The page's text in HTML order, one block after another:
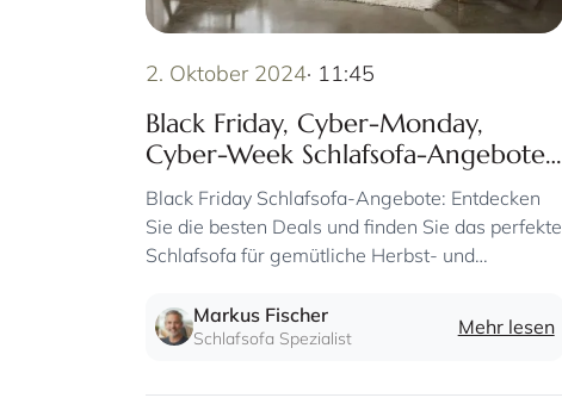
2. Oktober 2024· 11:45
Black Friday, Cyber-Monday,
Cyber-Week Schlafsofa-Angebote:
So finden Sie am Black Friday das
perfekte Schlafsofa zum günstigen
Preis
Black Friday Schlafsofa-Angebote: Entdecken
Sie die besten Deals und finden Sie das perfekte
Schlafsofa für gemütliche Herbst- und
Markus Fischer
Schlafsofa Spezialist Mehr lesen